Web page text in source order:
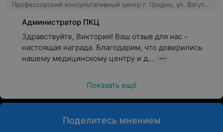
Профессорский консультативный центр г. Гродно, ул. Ватутина, 4а
Администратор ПКЦ
Здравствуйте, Виктория! Ваш отзыв для нас -
настоящая награда. Благодарим, что доверились
нашему медицинскому центру и д...
Показать ещё
Поделитесь мнением